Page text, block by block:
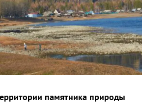
памятника природы